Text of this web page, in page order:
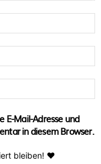
E-Mail-Adresse und
in diesem Browser.
bleiben! ♥